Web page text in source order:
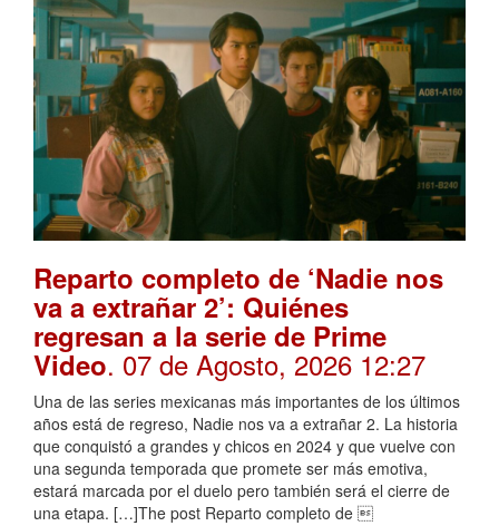
Reparto completo de ‘Nadie nos
va a extrañar 2’: Quiénes
regresan a la serie de Prime
Video. 07 de Agosto, 2026 12:27
Una de las series mexicanas más importantes de los últimos
años está de regreso, Nadie nos va a extrañar 2. La historia
que conquistó a grandes y chicos en 2024 y que vuelve con
una segunda temporada que promete ser más emotiva,
estará marcada por el duelo pero también será el cierre de
una etapa. […]The post Reparto completo de 